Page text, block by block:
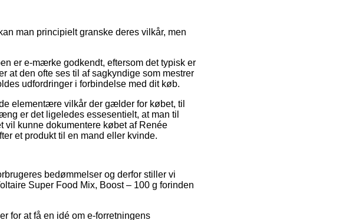
man principielt granske deres vilkår, men
er e-mærke godkendt, eftersom det typisk er
at den ofte ses til af sagkyndige som mestrer
udfordringer i forbindelse med dit køb.
elementære vilkår der gælder for købet, til
er det ligeledes essesentielt, at man til
vil kunne dokumentere købet af Renée
et produkt til en mand eller kvinde.
bedømmelser og derfor stiller vi
Super Food Mix, Boost – 100 g forinden
for at få en idé om e-forretningens